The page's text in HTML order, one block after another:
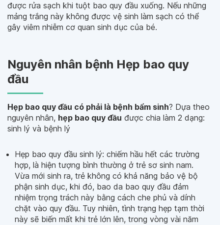
được rửa sạch khi tuột bao quy đầu xuống. Nếu những
mảng trắng này không được vệ sinh làm sạch có thể
gây viêm nhiễm cơ quan sinh dục của bé.
Nguyên nhân bệnh Hẹp bao quy
đầu
Hẹp bao quy đầu có phải là bệnh bẩm sinh? Dựa theo
nguyên nhân, hẹp bao quy đầu được chia làm 2 dạng:
sinh lý và bệnh lý
Hẹp bao quy đầu sinh lý: chiếm hầu hết các trường
hợp, là hiện tượng bình thường ở trẻ sơ sinh nam.
Vừa mới sinh ra, trẻ không có khả năng bảo vệ bộ
phận sinh dục, khi đó, bao da bao quy đầu đảm
nhiệm trọng trách này bằng cách che phủ và dính
chặt vào quy đầu. Tuy nhiên, tình trạng hẹp tạm thời
này sẽ biến mất khi trẻ lớn lên, trong vòng vài năm